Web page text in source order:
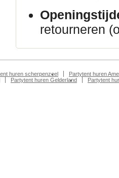
retourneren
huren scherpenzeel
Partytent huren
Partytent huren Gelderland Partytent